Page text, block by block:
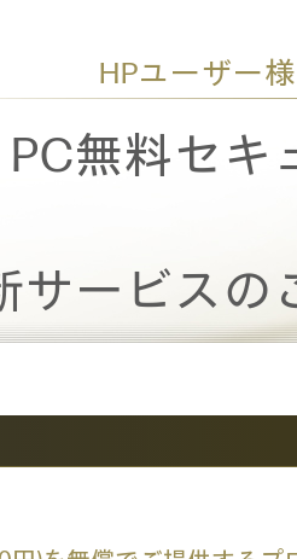
HPユーザー
PC無料セキ
サービスの